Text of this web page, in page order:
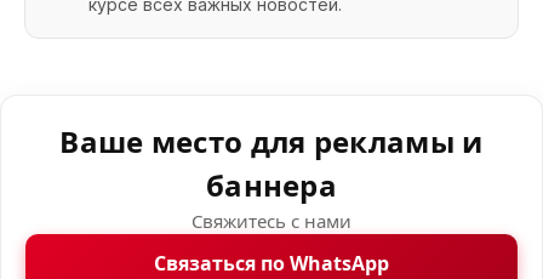
курсе всех важных новостей.
Ваше место для рекламы и
баннера
Свяжитесь с нами
Связаться по WhatsApp